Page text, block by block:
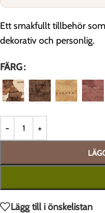
Ett smakfullt tillbehör
dekorativ och personlig.
FÄRG
Lägg till i önskelistan